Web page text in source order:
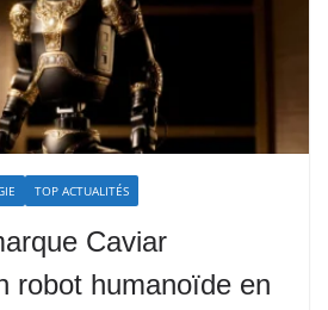
TOP ACTUALITÉS
Caviar
robot humanoïde en